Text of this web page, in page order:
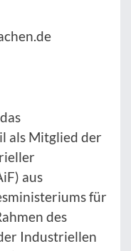
als Mitglied der
aus
für
des
Industriellen